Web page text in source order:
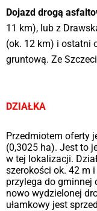
Dojazd drogą
11 km), lub z
(ok. 12 km) i ostatni
gruntową. Ze
DZIAŁKA
Przedmiotem oferty
(0,3025 ha). Jest to
w tej lokalizacji.
szerokości ok. 42 m
przylega do gminnej
nowo wydzielonej
ułamkowy jest